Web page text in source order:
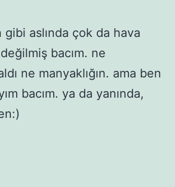
aslında çok da hava
bacım. ne
ne manyaklığın. ama ben
bacım. ya da yanında,